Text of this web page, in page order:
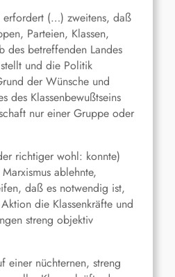
(…) zweitens, daß
Parteien, Klassen,
des betreffenden Landes
und die Politik
der Wünsche und
des Klassenbewußtseins
nur einer Gruppe oder
richtiger wohl: konnte)
ablehnte,
daß es notwendig ist,
die Klassenkräfte und
streng objektiv
einer nüchternen, streng